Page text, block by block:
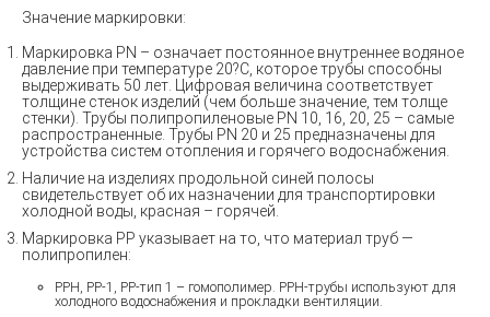
Значение маркировки:
Маркировка PN – означает постоянное внутреннее водяное
давление при температуре 20?С, которое трубы способны
выдерживать 50 лет. Цифровая величина соответствует
толщине стенок изделий (чем больше значение, тем толще
стенки). Трубы полипропиленовые PN 10, 16, 20, 25 – самые
распространенные. Трубы PN 20 и 25 предназначены для
устройства систем отопления и горячего водоснабжения.
Наличие на изделиях продольной синей полосы
свидетельствует об их назначении для транспортировки
холодной воды, красная – горячей.
Маркировка PP указывает на то, что материал труб —
полипропилен:
PPH, РР-1, РР-тип 1 – гомополимер. РРН-трубы используют для
холодного водоснабжения и прокладки вентиляции.